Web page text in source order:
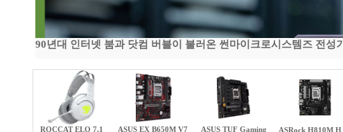
90년대 인터넷 붐과 닷컴 버블이 불러온 썬마이크로시스템즈 전성